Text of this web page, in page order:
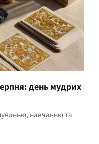
день мудрих
навчанню та